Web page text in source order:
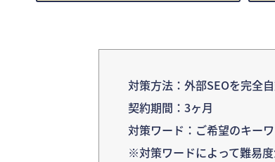
対策方法：外部SEOを完全
契約期間：3ヶ月
対策ワード：ご希望のキー
※対策ワードによって難易度